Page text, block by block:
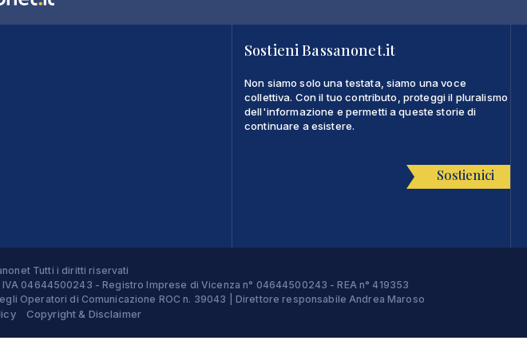
Sostieni Bassanonet.it
Non siamo solo una testata, siamo una voce
collettiva. Con il tuo contributo, proteggi il pluralismo
dell'informazione e permetti a queste storie di
continuare a esistere.
Sostienici
Tutti i diritti riservati
04644500243 - Registro Imprese di Vicenza n° 04644500243 - REA n° 419353
Operatori di Comunicazione ROC n. 39043 | Direttore responsabile Andrea Maroso
Copyright & Disclaimer